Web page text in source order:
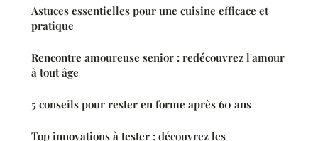
Astuces essentielles pour une cuisine efficace et
pratique
Rencontre amoureuse senior : redécouvrez l'amour
à tout âge
5 conseils pour rester en forme après 60 ans
Top innovations à tester : découvrez les